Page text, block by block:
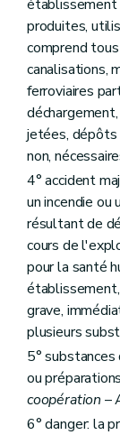
Art.
Art.
Section
Art.
Art.
Art.
Art.
Annexe
Annexe
Annexe
Annexe
Annexe
Annexe
Annexe
Annexe
Annexe
Annexe
Annexe
Annexe
Annexe
Annexe
Annexe
établissement
produites,
comprend
canalisations,
ferroviaires
jetées,
non,
4° accident
un incendie ou
résultant de
cours de
pour la santé
grave,
plusieurs
5°
ou
coopération –
6° danger: la